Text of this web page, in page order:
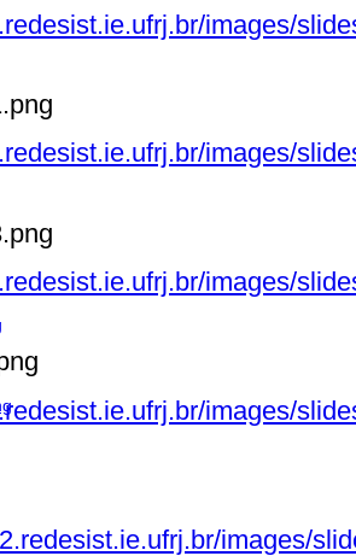
images/
images/
images/
images/
images/